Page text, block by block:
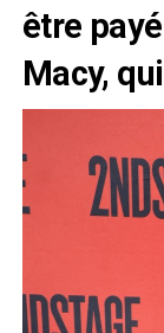
être
Macy,